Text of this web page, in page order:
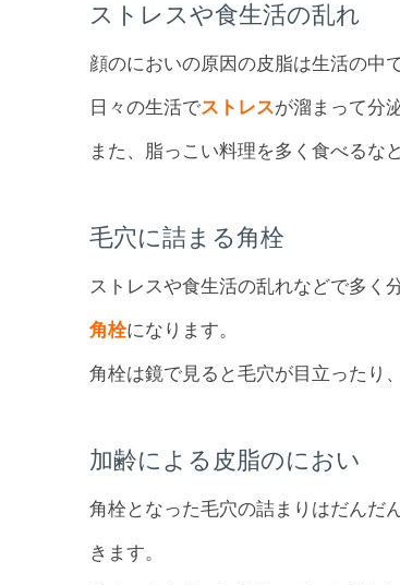
ストレスや食生活の乱れ
顔のにおいの原因の皮脂は生活の中
日々の生活でストレスが溜まって分
また、脂っこい料理を多く食べるな
毛穴に詰まる角栓
ストレスや食生活の乱れなどで多く
角栓になります。
角栓は鏡で見ると毛穴が目立ったり
加齢による皮脂のにおい
角栓となった毛穴の詰まりはだんだ
きます。